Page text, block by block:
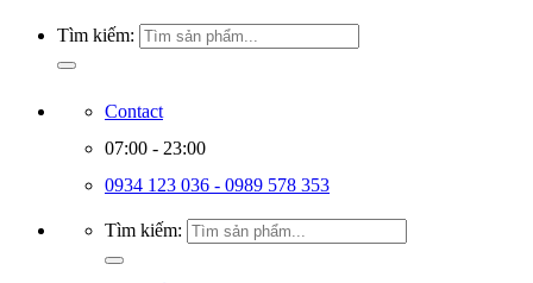
Tìm kiếm:
Contact
07:00 - 23:00
0934 123 036 - 0989 578 353
Tìm kiếm: